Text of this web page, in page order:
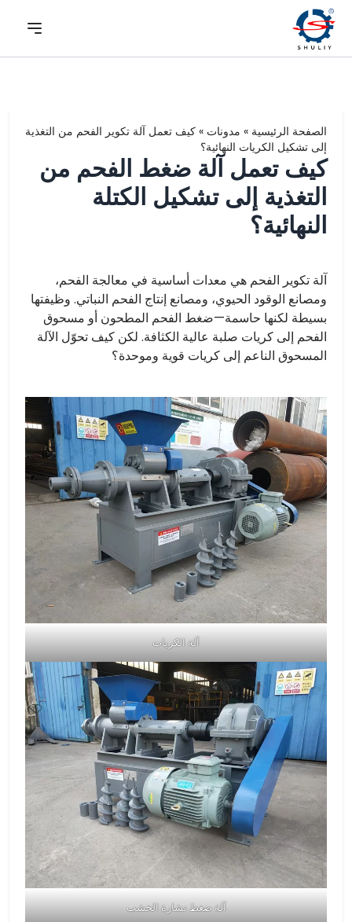
الصفحة الرئيسية » مدونات » كيف تعمل آلة تكوير الفحم من التغذية
إلى تشكيل الكريات النهائية؟
كيف تعمل آلة ضغط الفحم من
التغذية إلى تشكيل الكتلة
النهائية؟
آلة تكوير الفحم هي معدات أساسية في معالجة الفحم،
ومصانع الوقود الحيوي، ومصانع إنتاج الفحم النباتي. وظيفتها
بسيطة لكنها حاسمة—ضغط الفحم المطحون أو مسحوق
الفحم إلى كريات صلبة عالية الكثافة. لكن كيف تحوّل الآلة
المسحوق الناعم إلى كريات قوية وموحدة؟
آلة الكريات
آلة ضغط نشارة الخشب